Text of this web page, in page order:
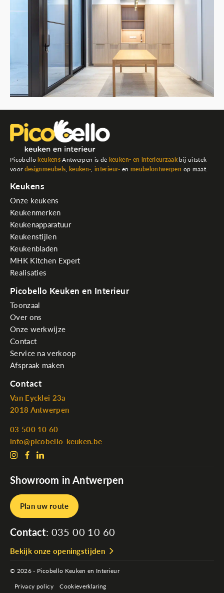
Picobello keukensAntwerpen is dé keuken- en interieurzaak bij uitstek
voor designmeubels keuken- ,interieur- en meubelontwerpen op maat.
Keukens
Onze keukens
Keukenmerken
Keukenapparatuur
Keukenstijlen
Keukenbladen
MHK Kitchen Expert
Realisaties
Picobello Keuken en Interieur
Toonzaal
Over ons
Onze werkwijze
Contact
Service na verkoop
Afspraak maken
Contact
Van Eycklei 23a
2018 Antwerpen
03 500 10 60
info@picobello-keuken.be
Showroom in Antwerpen
Plan uw route
Contact: 035 00 10 60
Bekijk onze openingstijden
© 2026 - Picobello Keuken en Interieur
Privacy policy Cookieverklaring